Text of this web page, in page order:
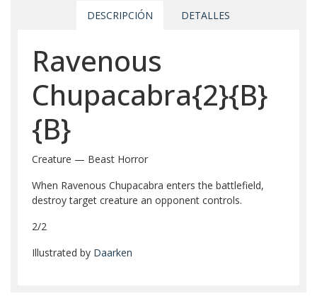
DESCRIPCIÓN DETALLES
Ravenous
Chupacabra{2}{B}
{B}
Creature — Beast Horror
When Ravenous Chupacabra enters the battlefield,
destroy target creature an opponent controls.
2/2
Illustrated by Daarken